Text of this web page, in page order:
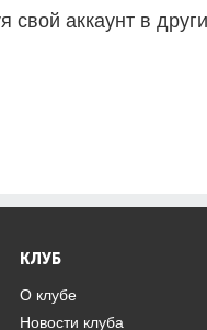
свой аккаунт в
КЛУБ
О клубе
Новости клуба